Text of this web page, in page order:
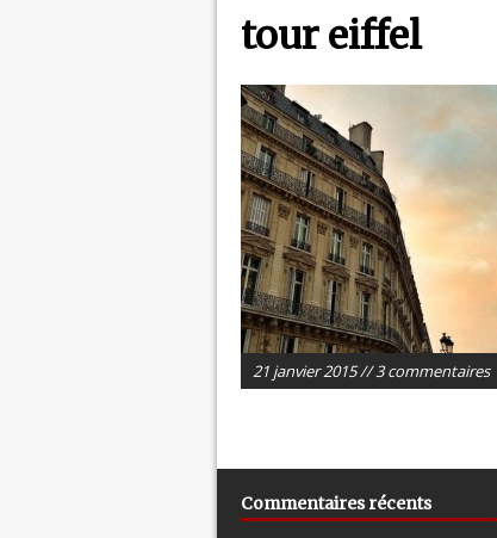
3 avril 2023 dans
tour eiffel
21 janvier 2015 // 3 commentaires
Commentaires récents